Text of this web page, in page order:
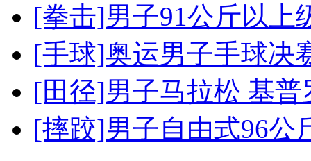
[拳击]男子91公斤以上
[手球]奥运男子手球决
[田径]男子马拉松 基
[摔跤]男子自由式96公